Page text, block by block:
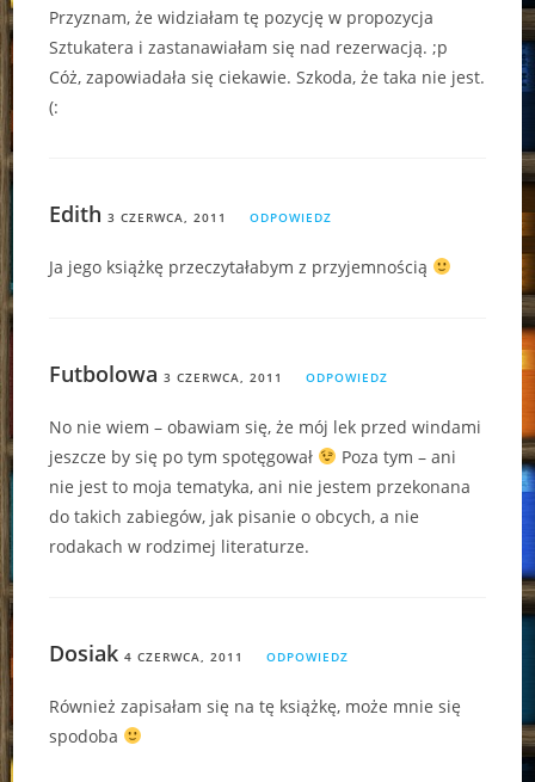
Przyznam, że widziałam tę pozycję w propozycja
Sztukatera i zastanawiałam się nad rezerwacją. ;p
Cóż, zapowiadała się ciekawie. Szkoda, że taka nie jest.
(:
Edith 3 CZERWCA, 2011 ODPOWIEDZ
Ja jego książkę przeczytałabym z przyjemnością
Futbolowa 3 CZERWCA, 2011 ODPOWIEDZ
No nie wiem – obawiam się, że mój lek przed windami
jeszcze by się po tym spotęgował
Poza tym – ani
nie jest to moja tematyka, ani nie jestem przekonana
do takich zabiegów, jak pisanie o obcych, a nie
rodakach w rodzimej literaturze.
Dosiak 4 CZERWCA, 2011 ODPOWIEDZ
Również zapisałam się na tę książkę, może mnie się
spodoba